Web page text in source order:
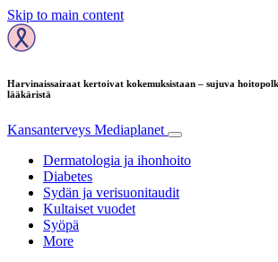
Skip to main content
Harvinaissairaat kertoivat kokemuksistaan – sujuva
lääkäristä
Kansanterveys Mediaplanet
Dermatologia ja ihonhoito
Diabetes
Sydän ja verisuonitaudit
Kultaiset vuodet
Syöpä
More